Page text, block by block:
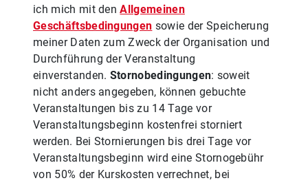
ich mich mit denAllgemeinen
Geschäftsbedingungen sowie der Speicherung
meiner Daten zum Zweck der Organisation und
Durchführung der Veranstaltung
einverstanden. Stornobedingungen: soweit
nicht anders angegeben, können gebuchte
Veranstaltungen bis zu 14 Tage vor
Veranstaltungsbeginn kostenfrei storniert
werden. Bei Stornierungen bis drei Tage vor
Veranstaltungsbeginn wird eine Stornogebühr
von 50% der Kurskosten verrechnet, bei